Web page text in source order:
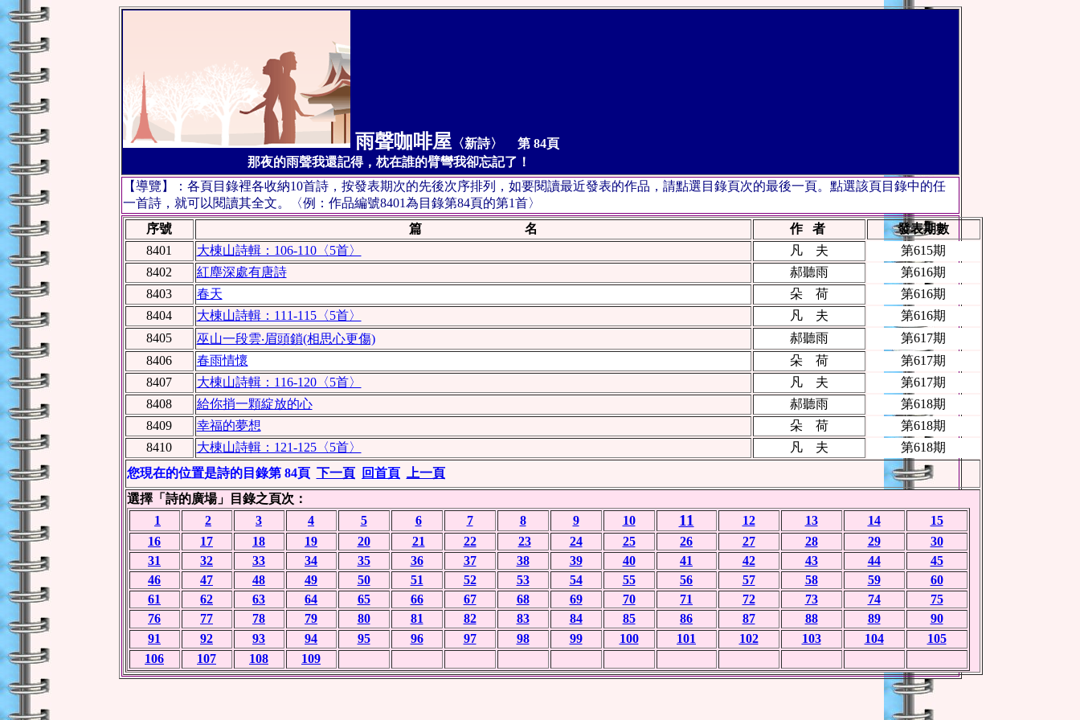
雨聲咖啡屋 〈新詩〉
第 84頁
那夜的雨聲我還記得，枕在誰的臂彎我卻忘記了！
【導覽】：各頁目錄裡各收納10首詩，按發表期次的先後次序排列，如要閱讀最近發表的作品，請點選目錄頁次的最後一頁。點選該頁目錄中的任
一首詩，就可以閱讀其全文。〈例：作品編號8401為目錄第84頁的第1首〉
序號
篇 名 作 者
發表期數
8401
大棟山詩輯：106-110〈5首〉 凡 夫
第615期
8402
紅塵深處有唐詩 郝聽雨
第616期
8403
春天 朵 荷
第616期
8404
大棟山詩輯：111-115〈5首〉 凡 夫
第616期
8405
巫山一段雲‧眉頭鎖(相思心更傷) 郝聽雨
第617期
8406
春雨情懷 朵 荷
第617期
8407
大棟山詩輯：116-120〈5首〉 凡 夫
第617期
8408
給你捎一顆綻放的心 郝聽雨
第618期
8409
幸福的夢想 朵 荷
第618期
8410
大棟山詩輯：121-125〈5首〉 凡 夫
第618期
您現在的位置是詩的目錄第 84頁 下一頁 回首頁
上一頁
選擇「詩的廣場」目錄之頁次：
1
2 3 4 5 6 7 8 9 10 11 12 13 14
15
16
17 18 19 20 21 22 23 24 25 26 27 28 29
30
31
32 33 34 35 36 37 38 39 40 41 42 43 44
45
46
47 48 49 50 51 52 53 54 55 56 57 58 59
60
61
62 63 64 65 66 67 68 69 70 71 72 73 74
75
76
77 78 79 80 81 82 83 84 85 86 87 88 89
90
91
92 93 94 95 96 97 98 99 100 101 102 103 104
105
106
107 108 109